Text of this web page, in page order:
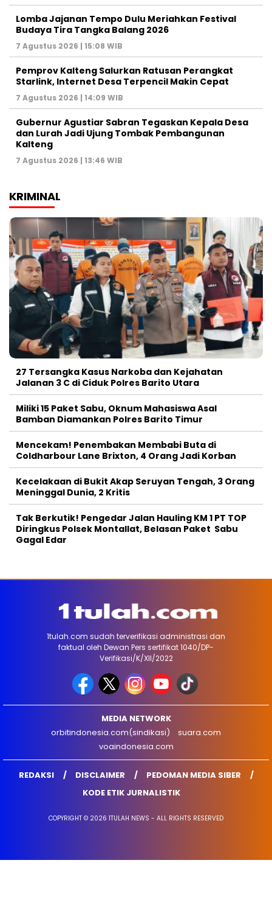
Lomba Jajanan Tempo Dulu Meriahkan Festival
Budaya Tira Tangka Balang 2026
7 Agustus 2026 | 15:08 WIB
Pemprov Kalteng Salurkan Ratusan Perangkat
Starlink, Internet Desa Terpencil Makin Cepat
7 Agustus 2026 | 14:09 WIB
Gubernur Agustiar Sabran Tegaskan Kepala Desa
dan Lurah Jadi Ujung Tombak Pembangunan
Kalteng
7 Agustus 2026 | 13:46 WIB
KRIMINAL
27 Tersangka Kasus Narkoba dan Kejahatan
Jalanan 3 C di Ciduk Polres Barito Utara
Miliki 15 Paket Sabu, Oknum Mahasiswa Asal
Bamban Diamankan Polres Barito Timur
Mencekam! Penembakan Membabi Buta di
Coldharbour Lane Brixton, 4 Orang Jadi Korban
Kecelakaan di Bukit Akap Seruyan Tengah, 3 Orang
Meninggal Dunia, 2 Kritis
Tak Berkutik! Pengedar Jalan Hauling KM 1 PT TOP
Diringkus Polsek Montallat, Belasan Paket Sabu
Gagal Edar
1tulah.com sudah terverifikasi administrasi dan
faktual oleh Dewan Pers sertifikat 1040/DP-
Verifikasi/K/XII/2022
MEDIA NETWORK
orbitindonesia.com(sindikasi)
suara.com
voaindonesia.com
REDAKSI DISCLAIMER
PEDOMAN MEDIA SIBER
KODE ETIK JURNALISTIK
COPYRIGHT © 2026 1TULAH NEWS - ALL RIGHTS RESERVED